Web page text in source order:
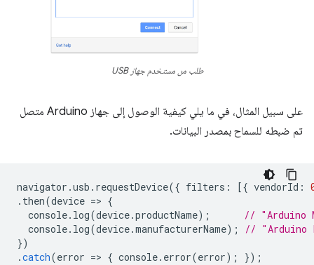
طلب من مستخدم جهاز USB
على سبيل المثال، في ما يلي كيفية الوصول إلى جهاز Arduino متصل
تم ضبطه للسماح بمصدر البيانات.
navigator .usb . requestDevice({ filters : [{ vendorId :
. then(device => {
console. log(device.productName);
// "Arduino
console. log(device.manufacturerName);
// "Arduino
})
.catch(error => { console. error(error); });